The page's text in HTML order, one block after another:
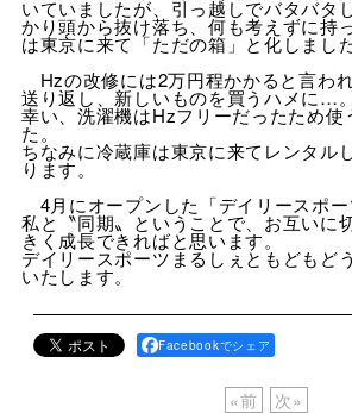
いていましたが、引っ越しでバタバタ
かり頭から抜け落ち、何も考えずに持
は東京に来て「ただの箱」と化しまし
Hzの改修には2万円程かかると言わ
送り返し、新しいものを買うハメに…
幸い、洗濯機はHzフリーだったため使
た。
ちなみに冷蔵庫は東京に来てレンタル
ります。
4月にオープンした「デイリースポー
私と〝同期〟ということで、お互いに
きく成長できればと思います。
デイリースポーツまるしぇともどもど
いたします。
Facebookでシェア
«前 次»